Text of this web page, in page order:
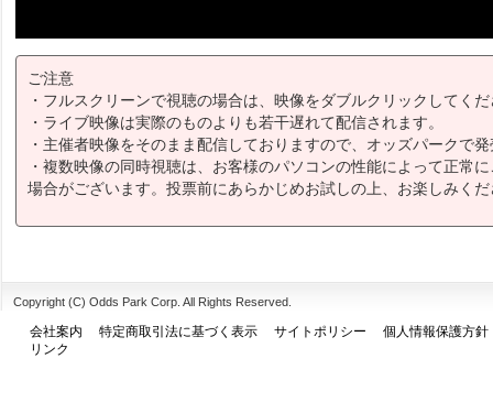
ご注意
・フルスクリーンで視聴の場合は、映像をダブルクリックしてく
・ライブ映像は実際のものよりも若干遅れて配信されます。
・主催者映像をそのまま配信しておりますので、オッズパークで
・複数映像の同時視聴は、お客様のパソコンの性能によって正常
場合がございます。投票前にあらかじめお試しの上、お楽しみく
Copyright (C) Odds Park Corp. All Rights Reserved.
会社案内 特定商取引法に基づく表示 サイトポリシー
個人情報保護方針
リンク